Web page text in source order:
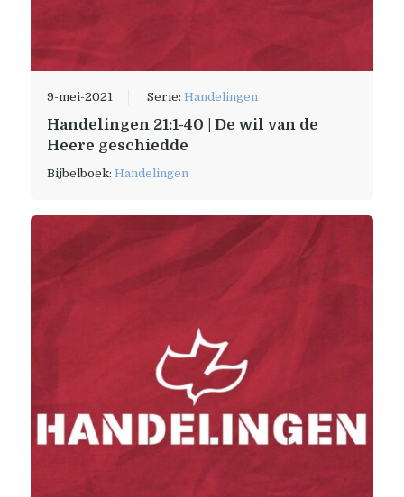
9-mei-2021 Serie: Handelingen
Handelingen 21:1-40 | De wil van de
Heere geschiedde
Bijbelboek: Handelingen